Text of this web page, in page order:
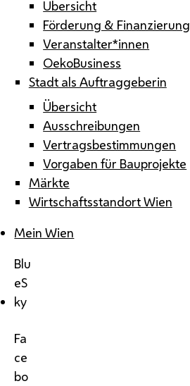
Übersicht
Förderung & Finanzierung
Veranstalter*innen
OekoBusiness
Stadt als Auftraggeberin
Übersicht
Ausschreibungen
Vertragsbestimmungen
Vorgaben für Bauprojekte
Märkte
Wirtschaftsstandort Wien
Mein Wien
Blu
eS
ky
Fa
ce
bo